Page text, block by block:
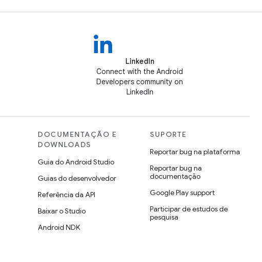
LinkedIn
Connect with the Android
Developers community on
LinkedIn
DOCUMENTAÇÃO E
DOWNLOADS
Guia do Android Studio
Guias do desenvolvedor
Referência da API
Baixar o Studio
Android NDK
SUPORTE
Reportar bug na plataforma
Reportar bug na
documentação
Google Play support
Participar de estudos de
pesquisa